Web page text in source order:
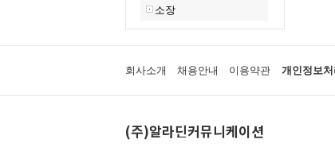
소장
회사소개 채용안내 이용약관 개인정보처
(주)알라딘커뮤니케이션